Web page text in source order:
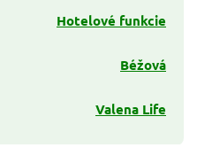
Hotelové funkcie
Béžová
Valena Life